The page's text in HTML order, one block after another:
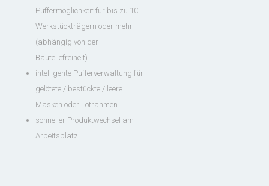
Puffermöglichkeit für bis zu 10
Werkstückträgern oder mehr
(abhängig von der
Bauteilefreiheit)
intelligente Pufferverwaltung für
gelötete / bestückte / leere
Masken oder Lötrahmen
schneller Produktwechsel am
Arbeitsplatz